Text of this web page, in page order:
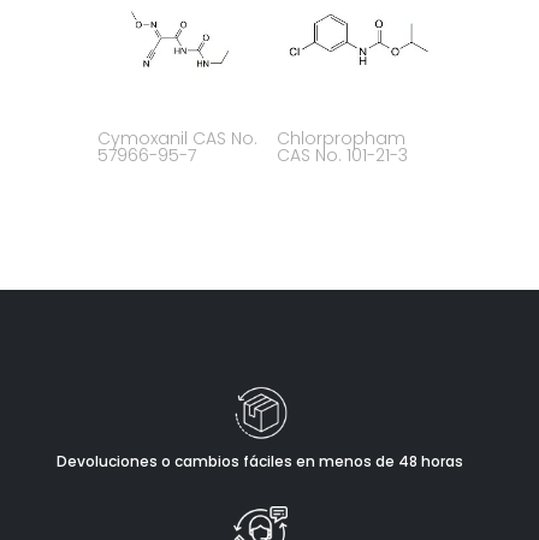
Cymoxanil CAS No.
57966-95-7
Chlorpropham
CAS No. 101-21-3
Devoluciones o cambios fáciles en menos de 48 horas